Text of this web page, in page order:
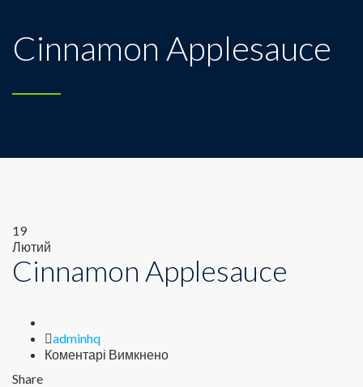
Cinnamon Applesauce
19
Лютий
Cinnamon Applesauce
Author
adminhq
Коментарі Вимкненодо
Share